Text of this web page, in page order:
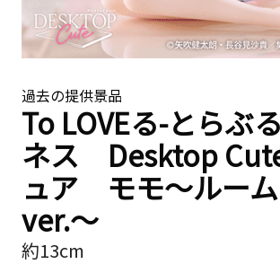
過去の提供景品
To LOVEる-とらぶ
ネス Desktop
ュア モモ〜ルー
ver.〜
約13cm